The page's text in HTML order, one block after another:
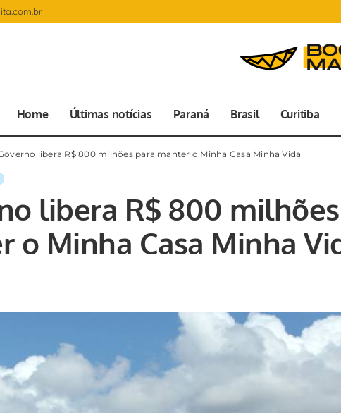
Home Últimas notícias Paraná Brasil Curitiba
libera R$ 800 milhões para manter o Minha Casa Minha Vida
libera R$ 800
o Minha Casa Minha